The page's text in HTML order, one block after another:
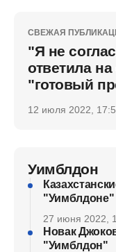
СВЕЖАЯ
"Я не
ответила
"готовый
12 июля 2022,
Уимблдон
"Уимблдоне"
27 июня 2022,
Новак
"Уимблдон"